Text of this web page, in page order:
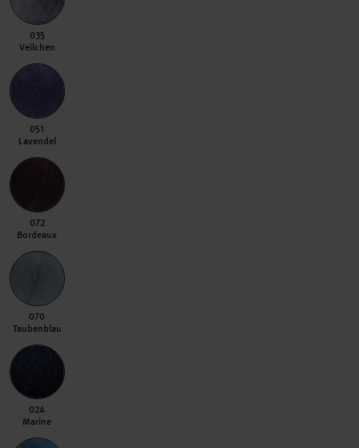
035 Veilchen
035
Veilchen
051 Lavendel
051
Lavendel
072 Bordeaux
072
Bordeaux
070 Taubenblau
070
Taubenblau
024 Marine
024
Marine